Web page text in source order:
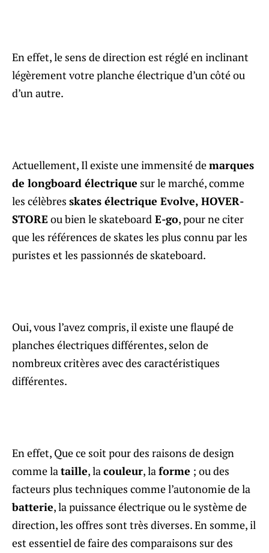
En effet, le sens de direction est réglé en inclinant
légèrement votre planche électrique d’un côté ou
d’un autre.
Actuellement, Il existe une immensité demarques
de longboard électrique sur le marché, comme
les célèbres skates électrique Evolve, HOVER-
STORE ou bien le skateboard E-go, pour ne citer
que les références de skates les plus connu par les
puristes et les passionnés de skateboard.
Oui, vous l’avez compris, il existe une flaupé de
planches électriques différentes, selon de
nombreux critères avec des caractéristiques
différentes.
En effet, Que ce soit pour des raisons de design
comme lataille, lacouleur, laforme ; ou des
facteurs plus techniques comme l’autonomie de la
batterie, la puissance électrique ou le système de
direction, les offres sont très diverses. En somme, il
est essentiel de faire des comparaisons sur des